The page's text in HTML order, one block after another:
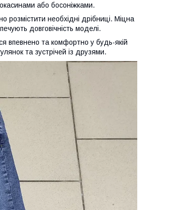
або босоніжками.
розмістити необхідні дрібниці. Міцна
довговічність моделі.
впевнено та комфортно у будь-якій
та зустрічей із друзями.